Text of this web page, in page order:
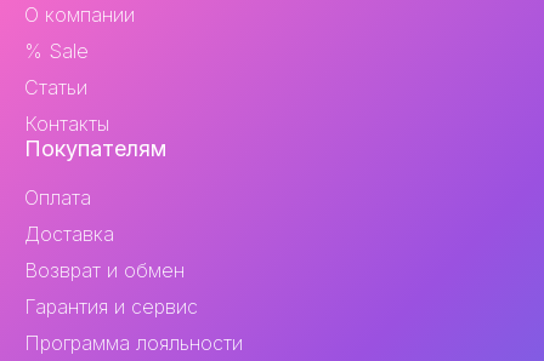
контакты
О компании
% Sale
Статьи
Контакты
Покупателям
Оплата
Доставка
Возврат и обмен
Гарантия и сервис
Программа лояльности